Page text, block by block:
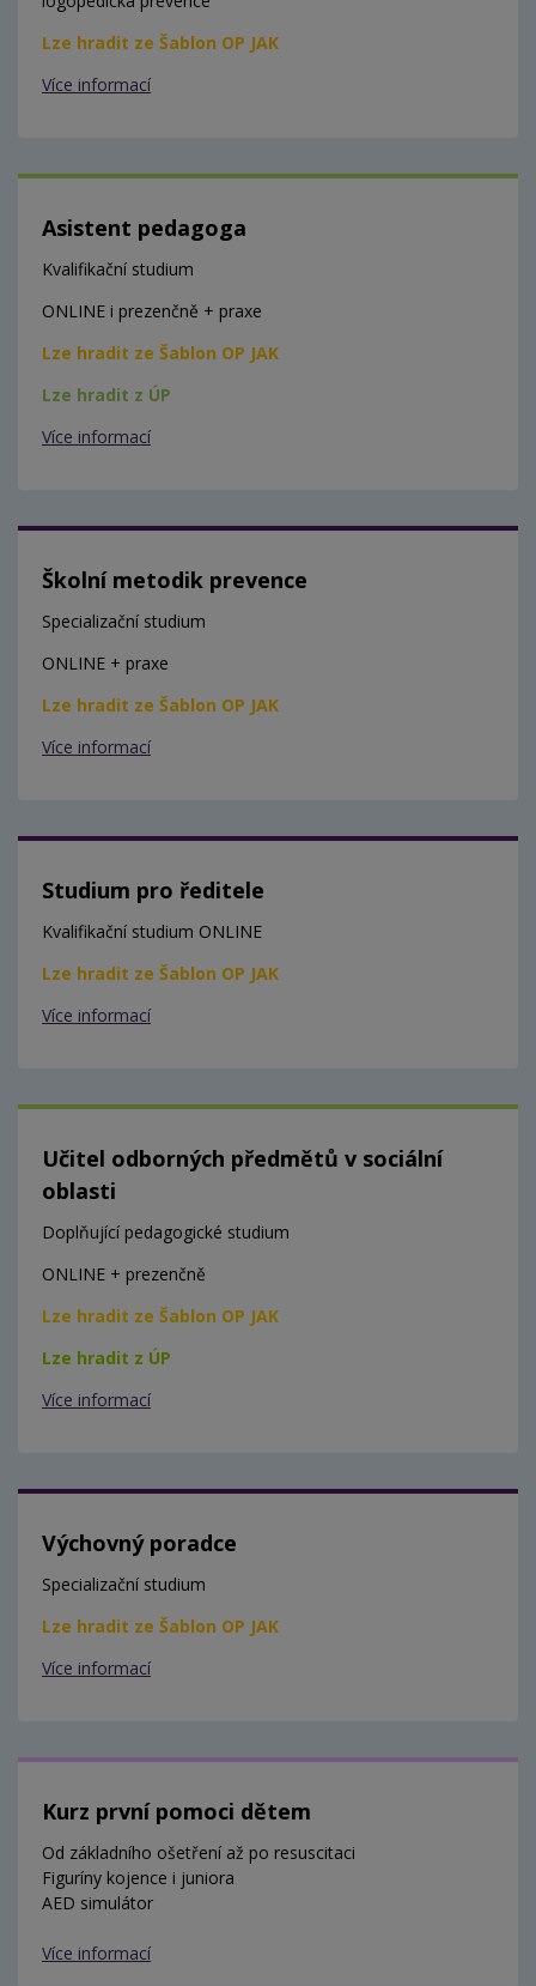
Lze hradit ze Šablon OP JAK
Více informací
Asistent pedagoga
Kvalifikační studium
ONLINE i prezenčně + praxe
Lze hradit ze Šablon OP JAK
Lze hradit z ÚP
Více informací
Školní metodik prevence
Specializační studium
ONLINE + praxe
Lze hradit ze Šablon OP JAK
Více informací
Studium pro ředitele
Kvalifikační studium ONLINE
Lze hradit ze Šablon OP JAK
Více informací
Učitel odborných předmětů v sociální
oblasti
Doplňující pedagogické studium
ONLINE + prezenčně
Lze hradit ze Šablon OP JAK
Lze hradit z ÚP
Více informací
Výchovný poradce
Specializační studium
Lze hradit ze Šablon OP JAK
Více informací
Kurz první pomoci dětem
Od základního ošetření až po resuscitaci
Figuríny kojence i juniora
AED simulátor
Více informací